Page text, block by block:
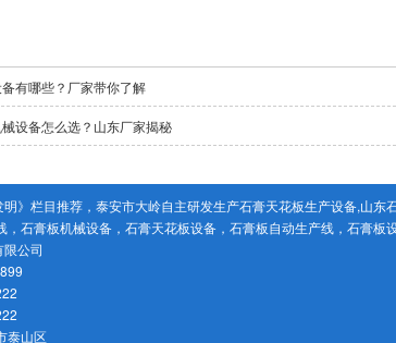
有哪些？厂家带你了解
设备怎么选？山东厂家揭秘
》栏目推荐，泰安市大岭自主研发生产石膏天花板生产设备,山
，石膏板机械设备，石膏天花板设备，石膏板自动生产线，石膏板
公司
泰山区